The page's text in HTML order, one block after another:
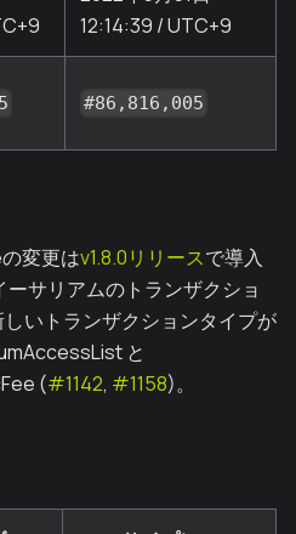
12:14:39 / UTC+9
#86,816,005
変更はv1.8.0リリースで導入
サリアムのトランザクショ
いトランザクションタイプが
と
(#1142, #1158)。